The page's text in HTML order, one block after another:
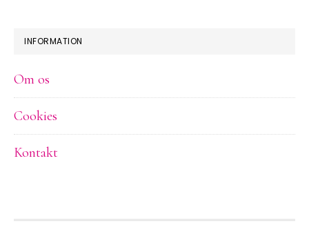
INFORMATION
Om os
Cookies
Kontakt